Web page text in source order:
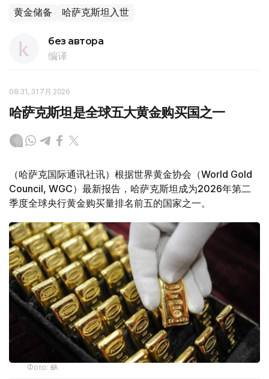
黄金储备 哈萨克斯坦入世
без автора
编译
08:31, 31 7月 2026
哈萨克斯坦是全球五大黄金购买国之一
（哈萨克国际通讯社讯）根据世界黄金协会（World Gold
Council, WGC）最新报告，哈萨克斯坦成为2026年第二
季度全球央行黄金购买量排名前五的国家之一。
Фото: ӨзА